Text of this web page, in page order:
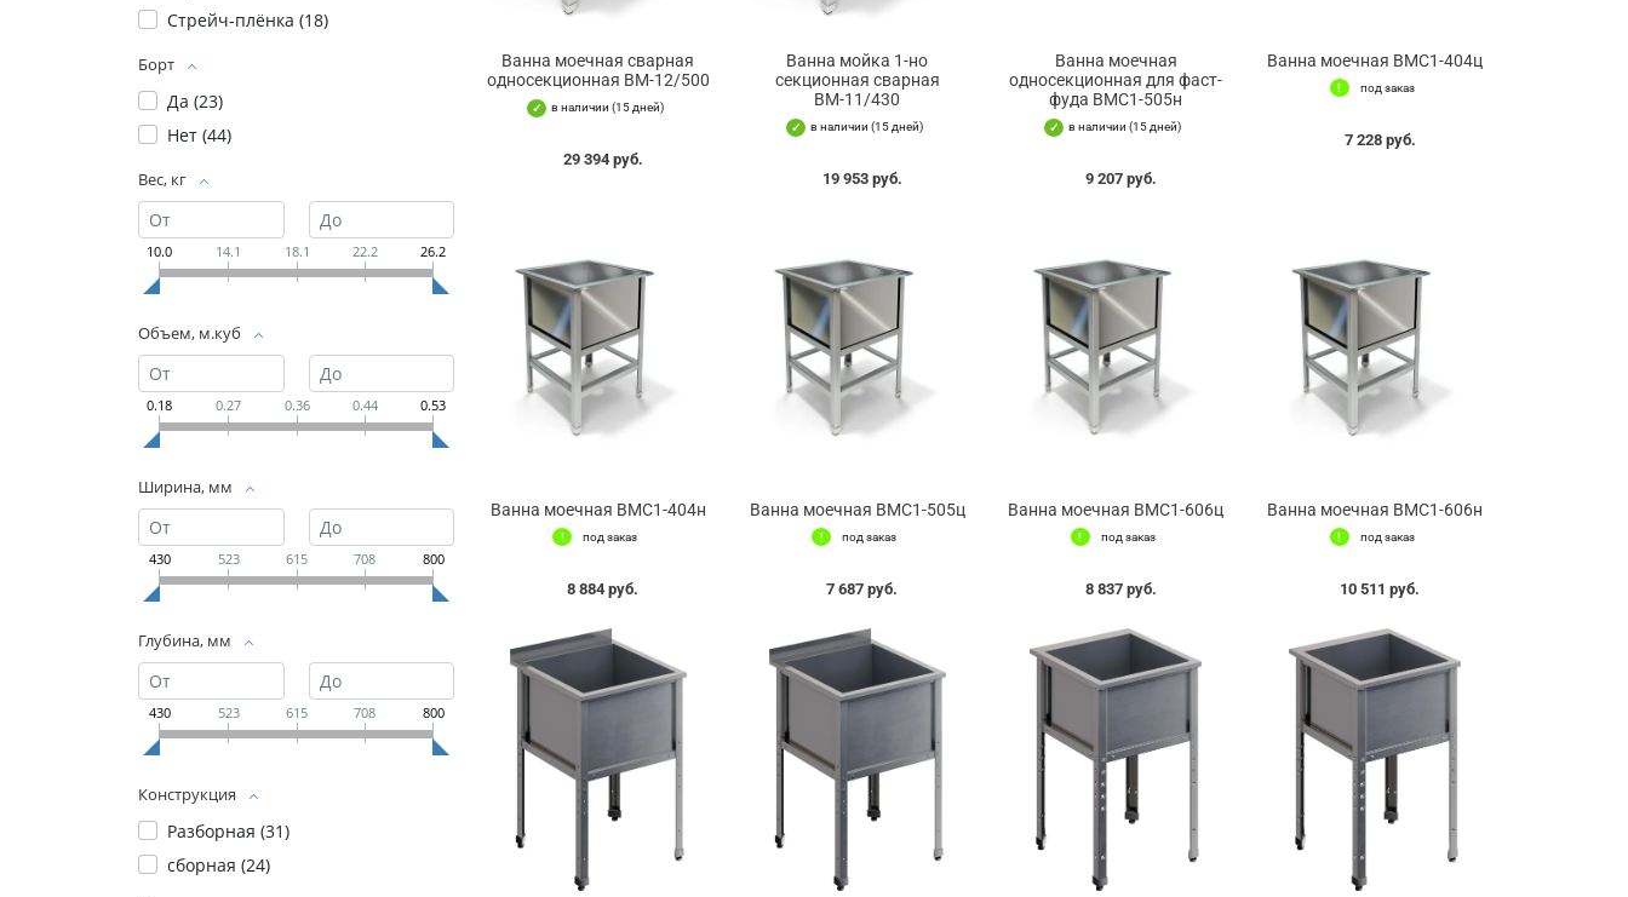
Стрейч-плёнка (18)
Борт
Да (23)
Нет (44)
Вес, кг
10.0 14.1 18.1 22.2 26.2
Объем, м.куб
0.18 0.27 0.36 0.44 0.53
Ширина, мм
430 523 615 708 800
Глубина, мм
430 523 615 708 800
Конструкция
Разборная (31)
сборная (24)
Ванна моечная сварная
односекционная ВМ-12/500
в наличии (15 дней)
29 394 руб.
Ванна мойка 1-но
секционная сварная
ВМ-11/430
в наличии (15 дней)
19 953 руб.
Ванна моечная
односекционная для фаст-
фуда ВМС1-505н
в наличии (15 дней)
9 207 руб.
Ванна моечная ВМС1-404ц
под заказ
7 228 руб.
Ванна моечная ВМС1-404н
под заказ
8 884 руб.
Ванна моечная ВМС1-505ц
под заказ
7 687 руб.
Ванна моечная ВМС1-606ц
под заказ
8 837 руб.
Ванна моечная ВМС1-606н
под заказ
10 511 руб.